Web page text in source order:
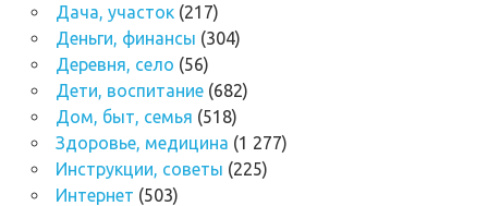
Дача, участок(217)
Деньги, финансы (304)
Деревня, село (56)
Дети, воспитание(682)
Дом, быт, семья (518)
Здоровье, медицина (1 277)
Инструкции, советы (225)
Интернет (503)